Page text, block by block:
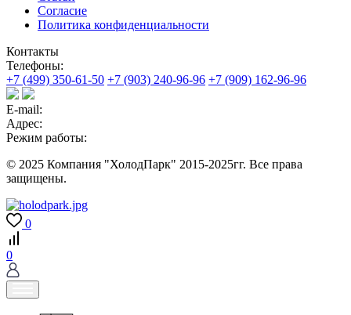
Согласие
Политика конфиденциальности
Контакты
Телефоны:
+7 (499) 350-61-50 +7 (903) 240-96-96 +7 (909) 162-96-96
E-mail:
Адрес:
Режим работы:
© 2025 Компания "ХолодПарк" 2015-2025гг. Все права
защищены.
0
0